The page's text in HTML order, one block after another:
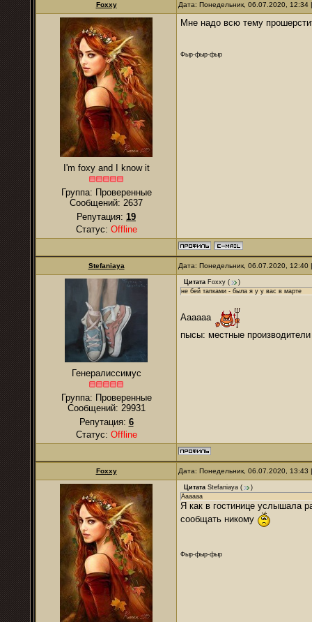
Foxxy Дата: Понедельник, 06.07.2020,
I'm foxy and I know it
Группа: Проверенные
Сообщений: 2637
Репутация: 19
Статус: Offline
Мне надо всю тему
Фыр-фыр-фыр
Stefaniaya Дата: Понедельник, 06.07.2020,
Генералиссимус
Группа: Проверенные
Сообщений: 29931
Репутация: 6
Статус: Offline
Цитата Foxxy (
)
не бей тапками - была я у у вас в марте
Аааааа
пысы: местные
Foxxy Дата: Понедельник, 06.07.2020,
Цитата Stefaniaya (
)
Аааааа
Я как в гостинице услышала
сообщать никому
Фыр-фыр-фыр